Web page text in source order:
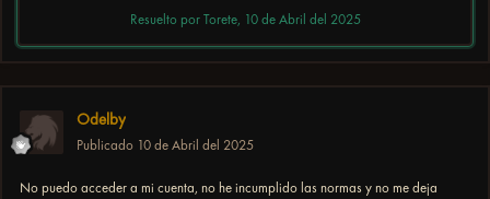
Resuelto por Torete, 10 de Abril del 2025
Odelby
Publicado 10 de Abril del 2025
No puedo acceder a mi cuenta, no he incumplido las normas y no me deja